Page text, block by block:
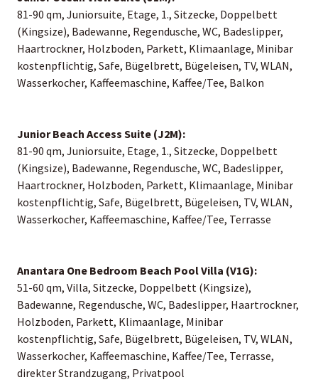
81-90 qm, Juniorsuite, Etage, 1., Sitzecke, Doppelbett
(Kingsize), Badewanne, Regendusche, WC, Badeslipper,
Haartrockner, Holzboden, Parkett, Klimaanlage, Minibar
kostenpflichtig, Safe, Bügelbrett, Bügeleisen, TV, WLAN,
Wasserkocher, Kaffeemaschine, Kaffee/Tee, Balkon
Junior Beach Access Suite (J2M):
81-90 qm, Juniorsuite, Etage, 1., Sitzecke, Doppelbett
(Kingsize), Badewanne, Regendusche, WC, Badeslipper,
Haartrockner, Holzboden, Parkett, Klimaanlage, Minibar
kostenpflichtig, Safe, Bügelbrett, Bügeleisen, TV, WLAN,
Wasserkocher, Kaffeemaschine, Kaffee/Tee, Terrasse
Anantara One Bedroom Beach Pool Villa (V1G):
51-60 qm, Villa, Sitzecke, Doppelbett (Kingsize),
Badewanne, Regendusche, WC, Badeslipper, Haartrockner,
Holzboden, Parkett, Klimaanlage, Minibar
kostenpflichtig, Safe, Bügelbrett, Bügeleisen, TV, WLAN,
Wasserkocher, Kaffeemaschine, Kaffee/Tee, Terrasse,
direkter Strandzugang, Privatpool